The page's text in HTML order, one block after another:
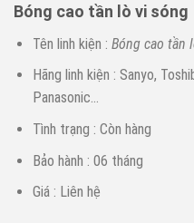
Bóng cao tần lò vi sóng
Tên linh kiện : Bóng cao tần
Hãng linh kiện : Sanyo,
Panasonic…
Tình trạng : Còn hàng
Bảo hành : 06 tháng
Giá : Liên hệ